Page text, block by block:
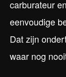
carburateur
eenvoudige
Dat zijn
waar nog